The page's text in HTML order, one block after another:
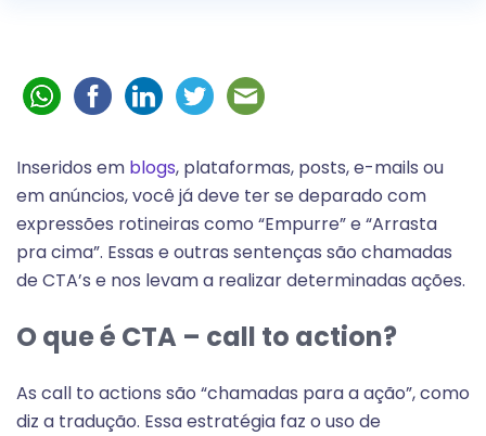
Inseridos em blogs, plataformas, posts, e-mails ou
em anúncios, você já deve ter se deparado com
expressões rotineiras como “Empurre” e “Arrasta
pra cima”. Essas e outras sentenças são chamadas
de CTA’s e nos levam a realizar determinadas ações.
O que é CTA – call to action?
As call to actions são “chamadas para a ação”, como
diz a tradução. Essa estratégia faz o uso de